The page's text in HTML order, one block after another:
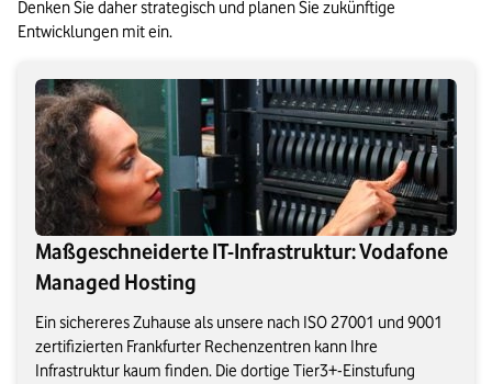
Denken Sie daher strategisch und planen Sie zukünftige
Entwicklungen mit ein.
Maßgeschneiderte IT-Infrastruktur: Vodafone
Managed Hosting
Ein sichereres Zuhause als unsere nach ISO 27001 und 9001
zertifizierten Frankfurter Rechenzentren kann Ihre
Infrastruktur kaum finden. Die dortige Tier3+-Einstufung